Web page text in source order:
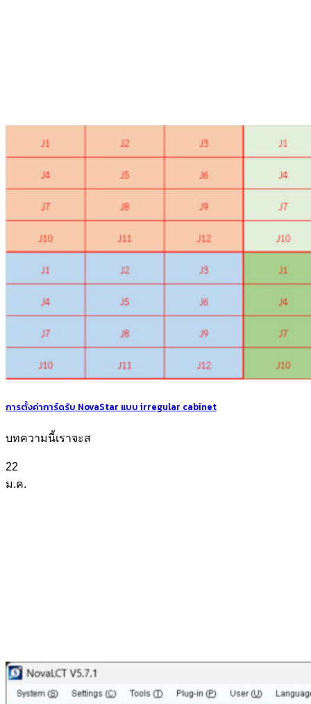
การตั้งค่าการ์ดรับ NovaStar แบบ irregular cabinet
บทความนี้เราจะส
22
ม.ค.